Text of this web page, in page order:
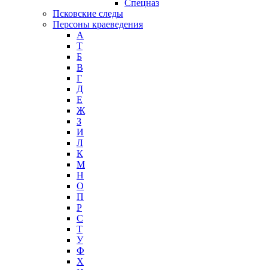
Спецназ
Псковские следы
Персоны краеведения
А
T
Б
В
Г
Д
Е
Ж
З
И
Л
К
М
Н
О
П
Р
С
Т
У
Ф
Х